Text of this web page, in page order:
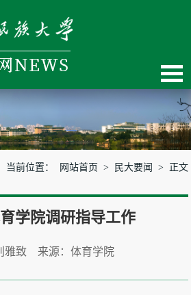
当前位置： 网站首页 > 民大要闻 > 正文
学院调研指导工作
雅致 来源：体育学院